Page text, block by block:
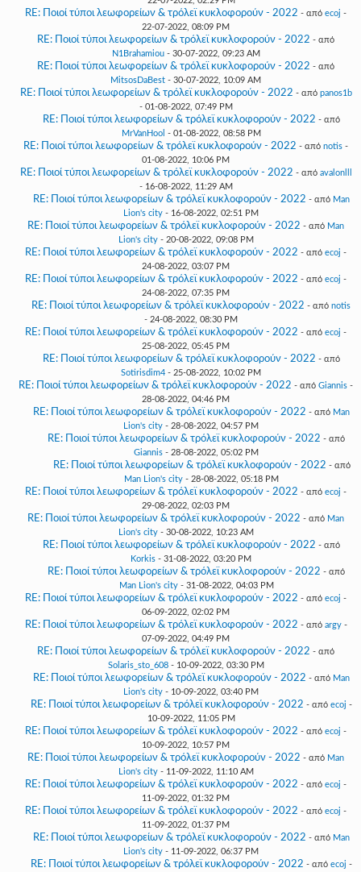
RE: Ποιοί τύποι λεωφορείων & τρόλεϊ κυκλοφορούν - 2022 - από ecoj -
22-07-2022, 08:09 PM
RE: Ποιοί τύποι λεωφορείων & τρόλεϊ κυκλοφορούν - 2022 - από
N1Brahamiou- 30-07-2022, 09:23 AM
RE: Ποιοί τύποι λεωφορείων & τρόλεϊ κυκλοφορούν - 2022 - από
MitsosDaBest - 30-07-2022, 10:09 AM
RE: Ποιοί τύποι λεωφορείων & τρόλεϊ κυκλοφορούν - 2022 - από panos1b
- 01-08-2022, 07:49 PM
RE: Ποιοί τύποι λεωφορείων & τρόλεϊ κυκλοφορούν - 2022 - από
MrVanHool - 01-08-2022, 08:58 PM
RE: Ποιοί τύποι λεωφορείων & τρόλεϊ κυκλοφορούν - 2022 - από notis -
01-08-2022, 10:06 PM
RE: Ποιοί τύποι λεωφορείων & τρόλεϊ κυκλοφορούν - 2022 - από avalonlll
- 16-08-2022, 11:29 AM
RE: Ποιοί τύποι λεωφορείων & τρόλεϊ κυκλοφορούν - 2022 - από Man
Lion's city - 16-08-2022, 02:51 PM
RE: Ποιοί τύποι λεωφορείων & τρόλεϊ κυκλοφορούν - 2022 - από Man
Lion's city- 20-08-2022, 09:08 PM
RE: Ποιοί τύποι λεωφορείων & τρόλεϊ κυκλοφορούν - 2022 - από ecoj -
24-08-2022, 03:07 PM
RE: Ποιοί τύποι λεωφορείων & τρόλεϊ κυκλοφορούν - 2022 - από ecoj -
24-08-2022, 07:35 PM
RE: Ποιοί τύποι λεωφορείων & τρόλεϊ κυκλοφορούν - 2022 - από notis
- 24-08-2022, 08:30 PM
RE: Ποιοί τύποι λεωφορείων & τρόλεϊ κυκλοφορούν - 2022 - από ecoj -
25-08-2022, 05:45 PM
RE: Ποιοί τύποι λεωφορείων & τρόλεϊ κυκλοφορούν - 2022 - από
Sotirisdim4 - 25-08-2022, 10:02 PM
RE: Ποιοί τύποι λεωφορείων & τρόλεϊ κυκλοφορούν - 2022 - από Giannis -
28-08-2022, 04:46 PM
RE: Ποιοί τύποι λεωφορείων & τρόλεϊ κυκλοφορούν - 2022 - από Man
Lion's city - 28-08-2022, 04:57 PM
RE: Ποιοί τύποι λεωφορείων & τρόλεϊ κυκλοφορούν - 2022 - από
Giannis - 28-08-2022, 05:02 PM
RE: Ποιοί τύποι λεωφορείων & τρόλεϊ κυκλοφορούν - 2022 - από
Man Lion's city - 28-08-2022, 05:18 PM
RE: Ποιοί τύποι λεωφορείων & τρόλεϊ κυκλοφορούν - 2022 - από ecoj -
29-08-2022, 02:03 PM
RE: Ποιοί τύποι λεωφορείων & τρόλεϊ κυκλοφορούν - 2022 - από Man
Lion's city- 30-08-2022, 10:23 AM
RE: Ποιοί τύποι λεωφορείων & τρόλεϊ κυκλοφορούν - 2022 - από
Korkis - 31-08-2022, 03:20 PM
RE: Ποιοί τύποι λεωφορείων & τρόλεϊ κυκλοφορούν - 2022 - από
Man Lion's city- 31-08-2022, 04:03 PM
RE: Ποιοί τύποι λεωφορείων & τρόλεϊ κυκλοφορούν - 2022 - από ecoj -
06-09-2022, 02:02 PM
RE: Ποιοί τύποι λεωφορείων & τρόλεϊ κυκλοφορούν - 2022 - από argy-
07-09-2022, 04:49 PM
RE: Ποιοί τύποι λεωφορείων & τρόλεϊ κυκλοφορούν - 2022 - από
Solaris_sto_608- 10-09-2022, 03:30 PM
RE: Ποιοί τύποι λεωφορείων & τρόλεϊ κυκλοφορούν - 2022 - από Man
Lion's city - 10-09-2022, 03:40 PM
RE: Ποιοί τύποι λεωφορείων & τρόλεϊ κυκλοφορούν - 2022 - από ecoj -
10-09-2022, 11:05 PM
RE: Ποιοί τύποι λεωφορείων & τρόλεϊ κυκλοφορούν - 2022 - από ecoj -
10-09-2022, 10:57 PM
RE: Ποιοί τύποι λεωφορείων & τρόλεϊ κυκλοφορούν - 2022 - από Man
Lion's city- 11-09-2022, 11:10 AM
RE: Ποιοί τύποι λεωφορείων & τρόλεϊ κυκλοφορούν - 2022 - από ecoj -
11-09-2022, 01:32 PM
RE: Ποιοί τύποι λεωφορείων & τρόλεϊ κυκλοφορούν - 2022 - από ecoj -
11-09-2022, 01:37 PM
RE: Ποιοί τύποι λεωφορείων & τρόλεϊ κυκλοφορούν - 2022 - από Man
Lion's city - 11-09-2022, 06:37 PM
RE: Ποιοί τύποι λεωφορείων & τρόλεϊ κυκλοφορούν - 2022 - από ecoj -